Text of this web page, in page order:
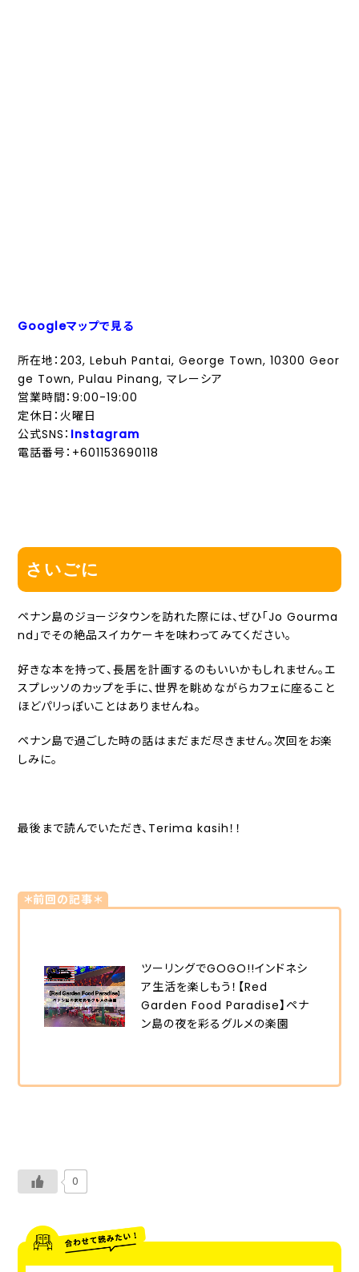
Googleマップで見る
所在地：203, Lebuh Pantai, George Town, 10300 Geor
ge Town, Pulau Pinang, マレーシア
営業時間：9:00-19:00
定休日：火曜日
公式SNS： Instagram
電話番号：+601153690118
さいごに
ペナン島のジョージタウンを訪れた際には、ぜひ「Jo Gourma
nd」でその絶品スイカケーキを味わってみてください。
好きな本を持って、長居を計画するのもいいかもしれません。エ
スプレッソのカップを手に、世界を眺めながらカフェに座ること
ほどパリっぽいことはありませんね。
ペナン島で過ごした時の話はまだまだ尽きません。次回をお楽
しみに。
最後まで読んでいただき、Terima kasih！！
＊前回の記事＊
ツーリングでGOGO!!インドネシ
ア生活を楽しもう！【Red
Garden Food Paradise】ペナ
ン島の夜を彩るグルメの楽園
0